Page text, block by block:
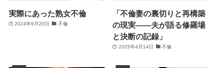
実際にあった熟女不倫
2024年9月20日 不倫
「不倫妻の裏切りと再構築
の現実――夫が語る修羅場
と決断の記録」
2025年4月14日 不倫